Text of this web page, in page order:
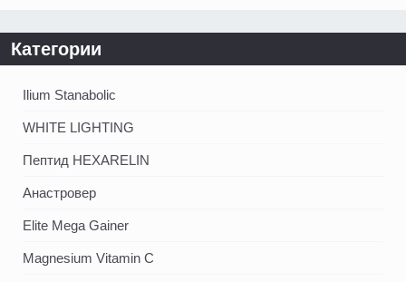
Категории
Ilium Stanabolic
WHITE LIGHTING
Пептид HEXARELIN
Анастровер
Elite Mega Gainer
Magnesium Vitamin C